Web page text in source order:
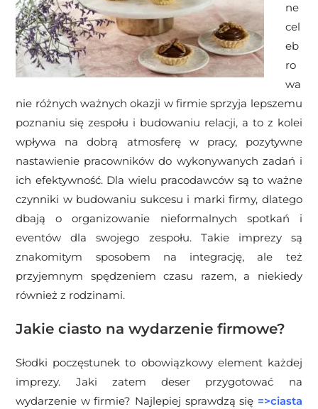
ne
cel
eb
ro
wa
nie różnych ważnych okazji w firmie sprzyja lepszemu
poznaniu się zespołu i budowaniu relacji, a to z kolei
wpływa na dobrą atmosferę w pracy, pozytywne
nastawienie pracowników do wykonywanych zadań i
ich efektywność. Dla wielu pracodawców są to ważne
czynniki w budowaniu sukcesu i marki firmy, dlatego
dbają o organizowanie nieformalnych spotkań i
eventów dla swojego zespołu. Takie imprezy są
znakomitym sposobem na integrację, ale też
przyjemnym spędzeniem czasu razem, a niekiedy
również z rodzinami.
Jakie ciasto na wydarzenie firmowe?
Słodki poczęstunek to obowiązkowy element każdej
imprezy. Jaki zatem deser przygotować na
wydarzenie w firmie? Najlepiej sprawdzą się =>ciasta